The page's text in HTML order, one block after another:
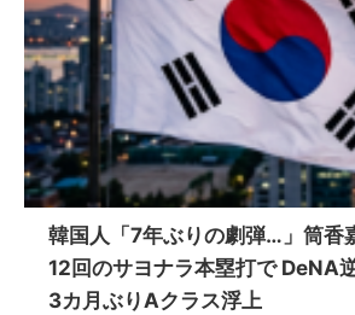
韓国人「7年ぶりの劇弾…」筒香
12回のサヨナラ本塁打で DeNA
3カ月ぶりAクラス浮上